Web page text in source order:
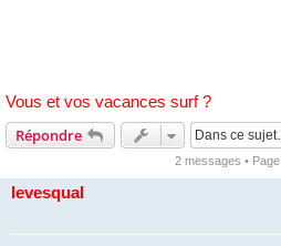
Vous et vos vacances surf ?
Répondre
2 messages • Page
levesqual